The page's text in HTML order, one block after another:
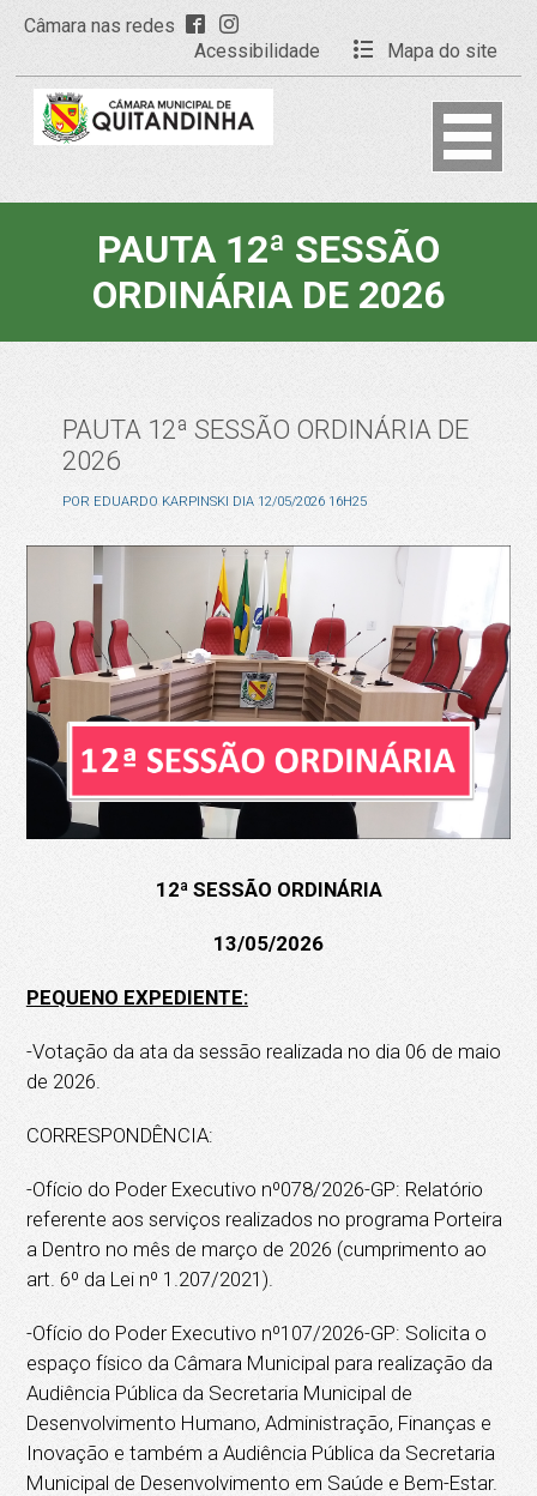
Câmara nas redes
Acessibilidade
Mapa do site
PAUTA 12ª SESSÃO
ORDINÁRIA DE 2026
PAUTA 12ª SESSÃO ORDINÁRIA DE
2026
POR EDUARDO KARPINSKI DIA 12/05/2026 16H25
12ª SESSÃO ORDINÁRIA
13/05/2026
PEQUENO EXPEDIENTE:
-Votação da ata da sessão realizada no dia 06 de maio
de 2026.
CORRESPONDÊNCIA:
-Ofício do Poder Executivo nº078/2026-GP: Relatório
referente aos serviços realizados no programa Porteira
a Dentro no mês de março de 2026 (cumprimento ao
art. 6º da Lei nº 1.207/2021).
-Ofício do Poder Executivo nº107/2026-GP: Solicita o
espaço físico da Câmara Municipal para realização da
Audiência Pública da Secretaria Municipal de
Desenvolvimento Humano, Administração, Finanças e
Inovação e também a Audiência Pública da Secretaria
Municipal de Desenvolvimento em Saúde e Bem-Estar.